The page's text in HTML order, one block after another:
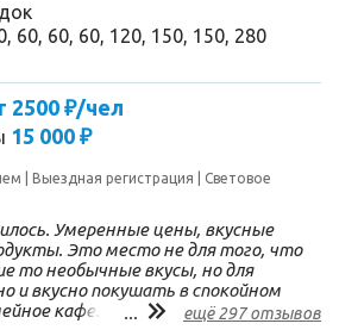
60, 60, 60, 120, 150, 150, 280
2500 ₽/чел
15 000 ₽
Выездная регистрация
Световое
Умеренные цены, вкусные
Это место не для того, что
то необычные вкусы, но для
и вкусно покушать в спокойном
кафе. Завтраки
... ещё 297 отзывов